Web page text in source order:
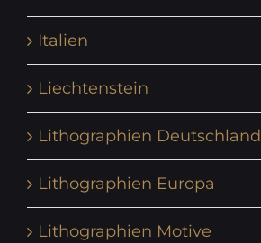
Italien
Liechtenstein
Lithographien Deutschland
Lithographien Europa
Lithographien Motive